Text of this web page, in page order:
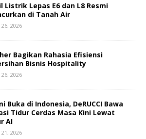
Listrik Lepas E6 dan L8 Resmi
di Tanah Air
26, 2026
Bagikan Rahasia Efisiensi
Bisnis Hospitality
26, 2026
Buka di Indonesia, DeRUCCI Bawa
Tidur Cerdas Masa Kini Lewat
AI
21, 2026